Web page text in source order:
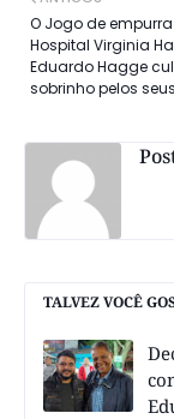
O Jogo de
Hospital Virginia
Eduardo Hagge
sobrinho pelos
TALVEZ VOCÊ